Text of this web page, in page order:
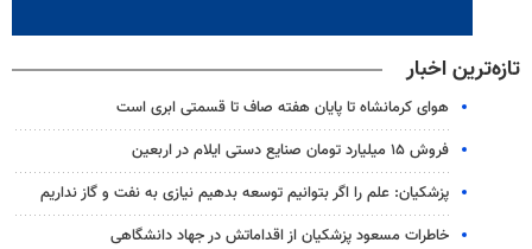
تازه‌ترین اخبار
هوای کرمانشاه تا پایان هفته صاف تا قسمتی ابری است
فروش ۱۵ میلیارد تومان صنایع دستی ایلام در اربعین
پزشکیان: علم را اگر بتوانیم توسعه بدهیم نیازی به نفت و گاز نداریم
خاطرات مسعود پزشکیان از اقداماتش در جهاد دانشگاهی